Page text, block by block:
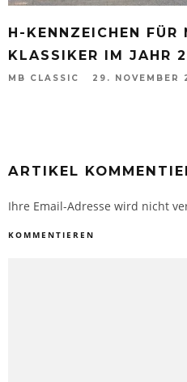
H-KENNZEICHEN FÜR
KLASSIKER IM JAHR
MB CLASSIC 29. NOVEMBER
ARTIKEL
Ihre Email-Adresse wird nicht
KOMMENTIEREN